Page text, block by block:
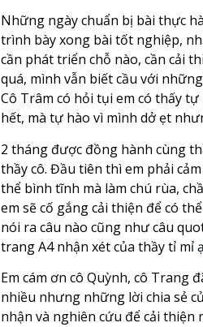
Những ngày chuẩn bị bài thực
trình bày xong bài tốt nghiệp,
cần phát triển chỗ nào, cần cải
quá, mình vẫn biết cầu với
Cô Trâm có hỏi tụi em có thấy
hết, mà tự hào vì mình dở ẹt
2 tháng được đồng hành cùng
thầy cô. Đầu tiên thì em phải
thể bình tĩnh mà làm chú rùa,
em sẽ cố gắng cải thiện để có
nói ra câu nào cũng như câu
trang A4 nhận xét của thầy tỉ mỉ ạ
Em cám ơn cô Quỳnh, cô
nhiều nhưng những lời chia sẻ
nhận và nghiên cứu để cải thiện